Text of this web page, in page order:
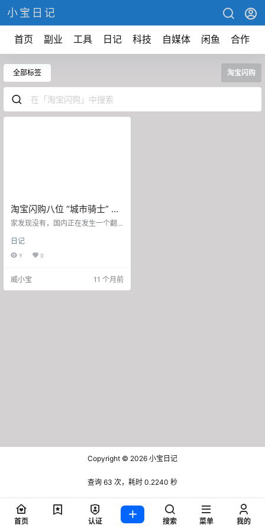
小宝日记
首页 副业 工具 日记 科技 自媒体 闲鱼 合作
全部标签 淘宝闪购
淘宝闪购八位 “城市骑士” 代
言人
家发现没有，国内正在发生一个翻
注意到！ 最近，淘宝闪购饿了么干
了一件大事。8 月 26 日，他们官宣
张文强、张宝剑、李瑞丰、王计
兵、黄晓琴、刘一飞、李园园。这
日记
9 0
威小宝 11 个月前
Copyright © 2026 小宝日记
查询 63 次，耗时 0.2240 秒
首页 认证 搜索 菜单 我的